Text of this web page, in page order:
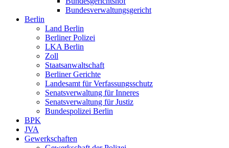
Bundesverwaltungsgericht
Berlin
Land Berlin
Berliner Polizei
LKA Berlin
Zoll
Staatsanwaltschaft
Berliner Gerichte
Landesamt für Verfassungsschutz
Senatsverwaltung für Inneres
Senatsverwaltung für Justiz
Bundespolizei Berlin
BPK
JVA
Gewerkschaften